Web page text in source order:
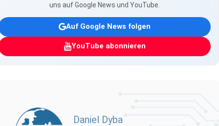
uns auf Google News und YouTube.
Auf Google News folgen
YouTube abonnieren
Daniel Dyba